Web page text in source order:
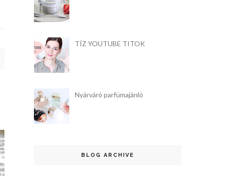
TÍZ YOUTUBE TITOK
Nyárváró parfümajánló
BLOG ARCHIVE